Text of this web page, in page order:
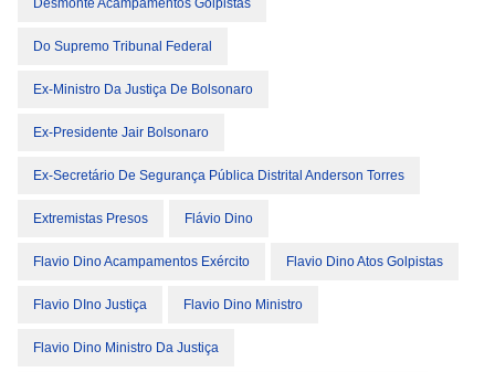
Desmonte Acampamentos Golpistas
Do Supremo Tribunal Federal
Ex-Ministro Da Justiça De Bolsonaro
Ex-Presidente Jair Bolsonaro
Ex-Secretário De Segurança Pública Distrital Anderson Torres
Extremistas Presos Flávio Dino
Flavio Dino Acampamentos Exército Flavio Dino Atos Golpistas
Flavio DIno Justiça Flavio Dino Ministro
Flavio Dino Ministro Da Justiça